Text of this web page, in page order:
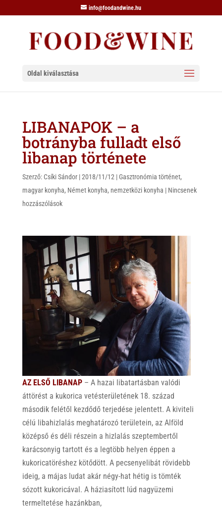
info@foodandwine.hu
Oldal kiválasztása
LIBANAPOK – a
botrányba fulladt első
libanap története
Szerző: Csíki Sándor|2018/11/12 |Gasztronómia történet,
magyar konyha, Német konyha, nemzetközi konyha | Nincsenek
hozzászólások
AZ ELSŐ LIBANAP– A hazai libatartásban valódi
áttörést a kukorica vetésterületének 18. század
második felétől kezdődő terjedése jelentett. A kiviteli
célú libahizlalás meghatározó területein, az Alföld
középső és déli részein a hizlalás szeptembertől
karácsonyig tartott és a legtöbb helyen éppen a
kukoricatöréshez kötődött. A pecsenyelibát rövidebb
ideig, a májas ludat akár négy-hat hétig is tömték
sózott kukoricával. A háziasított lúd nagyüzemi
termeltetése hazánkban,